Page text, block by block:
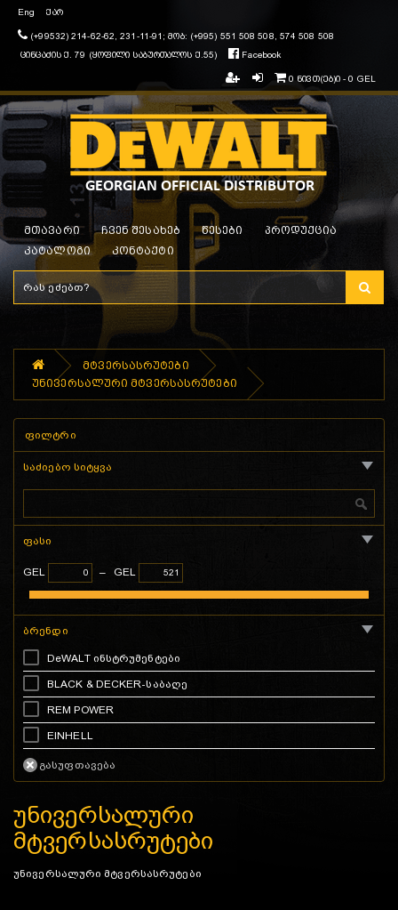
Eng ქარ
(+99532) 214-62-62, 231-11-91; მობ: (+995) 551 508 508, 574 508 508
ცინცაძის ქ. 79 (ყოფილი საბურთალოს ქ.55)
Facebook
0 ნივთ(ებ)ი - 0 GEL
მთავარი ჩვენ შესახებ წესები
პროდუქცია
კატალოგი
კონტაქტი
მტვერსასრუტები
უნივერსალური მტვერსასრუტები
ფილტრი
საძიებო სიტყვა
ფასი
GEL – GEL
ბრენდი
DeWALT ინსტრუმენტები
BLACK & DECKER-საბაღე
REM POWER
EINHELL
უნივერსალური
მტვერსასრუტები
უნივერსალური მტვერსასრუტები